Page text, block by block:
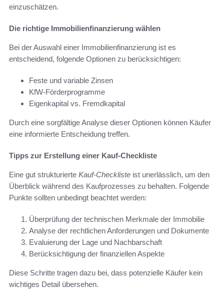
einzuschätzen.
Die richtige Immobilienfinanzierung wählen
Bei der Auswahl einer Immobilienfinanzierung ist es
entscheidend, folgende Optionen zu berücksichtigen:
Feste und variable Zinsen
KfW-Förderprogramme
Eigenkapital vs. Fremdkapital
Durch eine sorgfältige Analyse dieser Optionen können Käufer
eine informierte Entscheidung treffen.
Tipps zur Erstellung einer Kauf-Checkliste
Eine gut strukturierte Kauf-Checkliste ist unerlässlich, um den
Überblick während des Kaufprozesses zu behalten. Folgende
Punkte sollten unbedingt beachtet werden:
Überprüfung der technischen Merkmale der Immobilie
Analyse der rechtlichen Anforderungen und Dokumente
Evaluierung der Lage und Nachbarschaft
Berücksichtigung der finanziellen Aspekte
Diese Schritte tragen dazu bei, dass potenzielle Käufer kein
wichtiges Detail übersehen.